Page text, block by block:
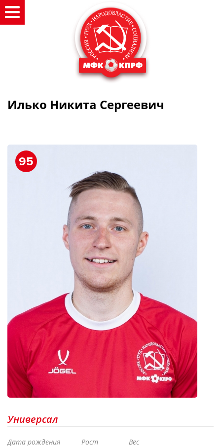
Илько Никита Сергеевич
95
Универсал
Дата рождения Рост Вес